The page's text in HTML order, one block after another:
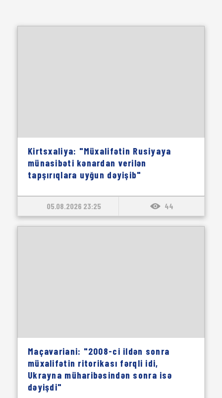
Kirtsxaliya: "Müxalifətin Rusiyaya
münasibəti kənardan verilən
tapşırıqlara uyğun dəyişib"
05.08.2026 23:25 44
Maçavariani: "2008-ci ildən sonra
müxalifətin ritorikası fərqli idi,
Ukrayna müharibəsindən sonra isə
dəyişdi"